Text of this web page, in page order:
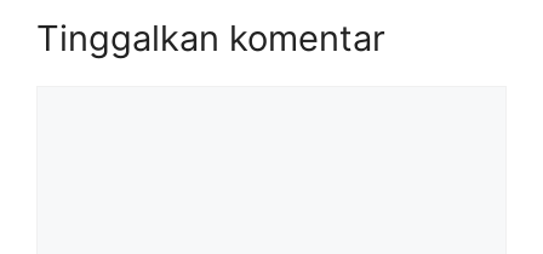
Tinggalkan komentar